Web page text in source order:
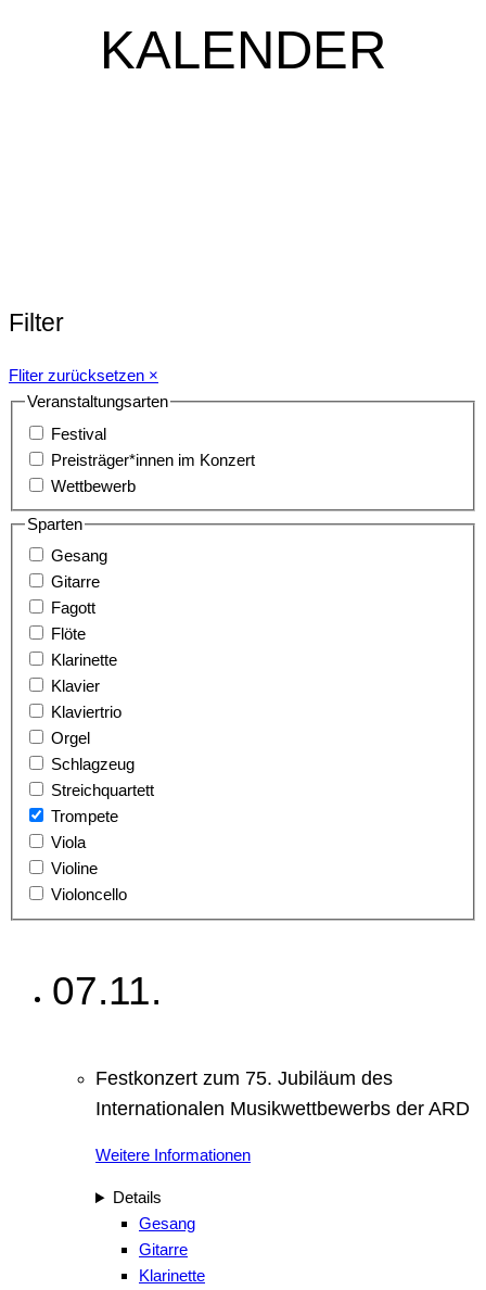
KALENDER
Filter
Fliter zurücksetzen ×
Veranstaltungsarten
Festival
Preisträger*innen im Konzert
Wettbewerb
Sparten
Gesang
Gitarre
Fagott
Flöte
Klarinette
Klavier
Klaviertrio
Orgel
Schlagzeug
Streichquartett
Trompete
Viola
Violine
Violoncello
07.11.
Festkonzert zum 75. Jubiläum des
Internationalen Musikwettbewerbs der ARD
Weitere Informationen
Details
Gesang
Gitarre
Klarinette